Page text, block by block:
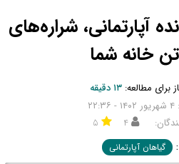
آپارتمانی، شراره‌های
خانه شما
برای مطالعه:۱۳ دقیقه
۴ ۵
گیاهان آپارتمانی